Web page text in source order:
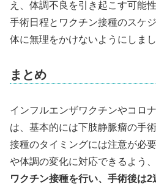
え、体調不良を引き起こす可能
手術日程とワクチン接種のスケ
体に無理をかけないようにしまし
まとめ
インフルエンザワクチンやコロ
は、基本的には下肢静脈瘤の手
接種のタイミングには注意が必
や体調の変化に対応できるよう、
ワクチン接種を行い、手術後は